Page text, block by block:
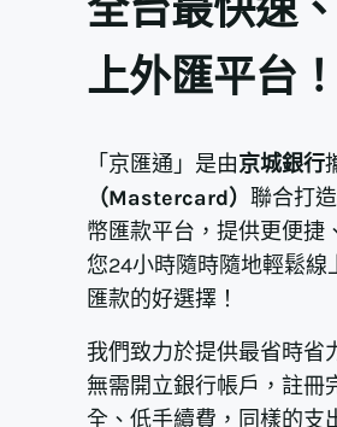
全台最快速
上外匯平台！
「京匯通」是由京城銀行
（Mastercard） 聯合打
幣匯款平台，提供更便捷
您24小時隨時隨地輕鬆線
匯款的好選擇！
我們致力於提供最省時省
無需開立銀行帳戶，註冊
全、低手續費，同樣的支